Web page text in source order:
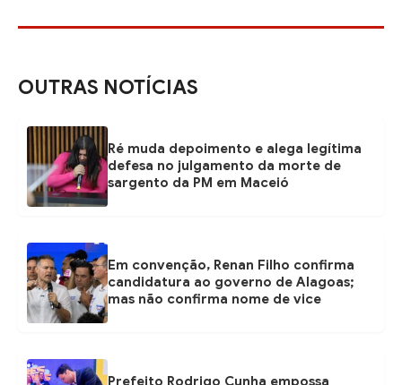
OUTRAS NOTÍCIAS
Ré muda depoimento e alega legítima
defesa no julgamento da morte de
sargento da PM em Maceió
Em convenção, Renan Filho confirma
candidatura ao governo de Alagoas;
mas não confirma nome de vice